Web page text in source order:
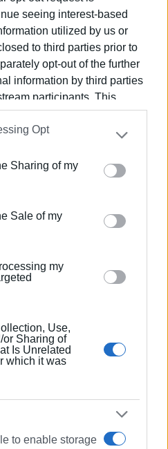
seeing interest-based
utilized by us or
to third parties prior to
opt-out of the further
information by third parties
participants. This
by us to third parties
Participants
that may
parties.
app uses one or more
gather and store information
grant or deny consent to
to use your data for
Opt
Sharing of my
Sale of my
my
Use,
or Sharing of
Is Unrelated
which it was
to enable storage